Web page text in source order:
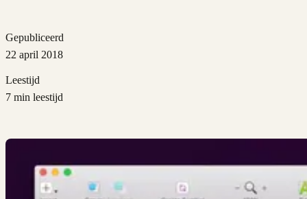
Gepubliceerd
22 april 2018
Leestijd
7 min leestijd